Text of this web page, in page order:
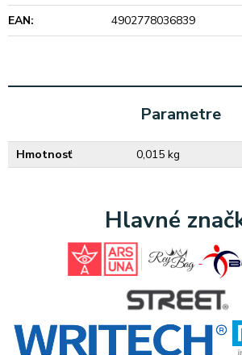
EAN:
4902778036839
Parametre
Hmotnosť 0,015 kg
Hlavné